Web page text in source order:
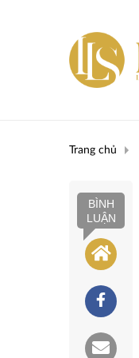
Trang chủ
BÌNH
LUẬN